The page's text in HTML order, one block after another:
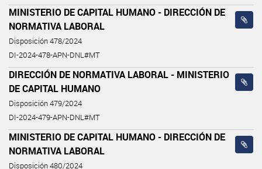
MINISTERIO DE CAPITAL HUMANO - DIRECCIÓN DE
NORMATIVA LABORAL
Disposición 478/2024
DI-2024-478-APN-DNL#MT
DIRECCIÓN DE NORMATIVA LABORAL - MINISTERIO
DE CAPITAL HUMANO
Disposición 479/2024
DI-2024-479-APN-DNL#MT
MINISTERIO DE CAPITAL HUMANO - DIRECCIÓN DE
NORMATIVA LABORAL
Disposición 480/2024